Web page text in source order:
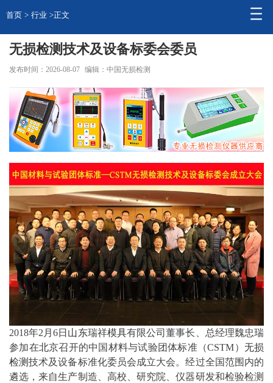
首页 > 行业 >正文
无损检测技术及设备标委会委员
发布时间：2026-08-07 编辑：中国无损检测
2018年2月6日 山东瑞祥模具有限公司董事长、总经理魏忠瑞
参加在北京召开的中国材料与试验团体标准（CSTM） 无损
检测技术及设备标准化委员会成立大会。经过全国范围内的
遴选，来自生产制造、高校、研究院、仪器研发和检验检测